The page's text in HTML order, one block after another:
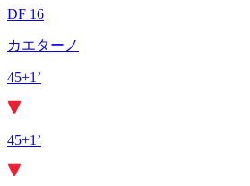
DF 16
カエターノ
45+1’
45+1’